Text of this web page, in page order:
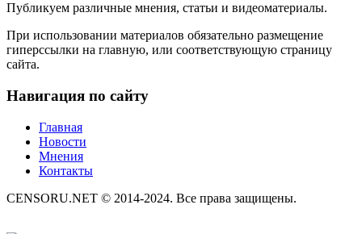
Публикуем различные мнения, статьи и видеоматериалы.
При использовании материалов обязательно размещение
гиперссылки на главную, или соответствующую страницу
сайта.
Навигация по сайту
Главная
Новости
Мнения
Контакты
CENSORU.NET © 2014-2024. Все права защищены.